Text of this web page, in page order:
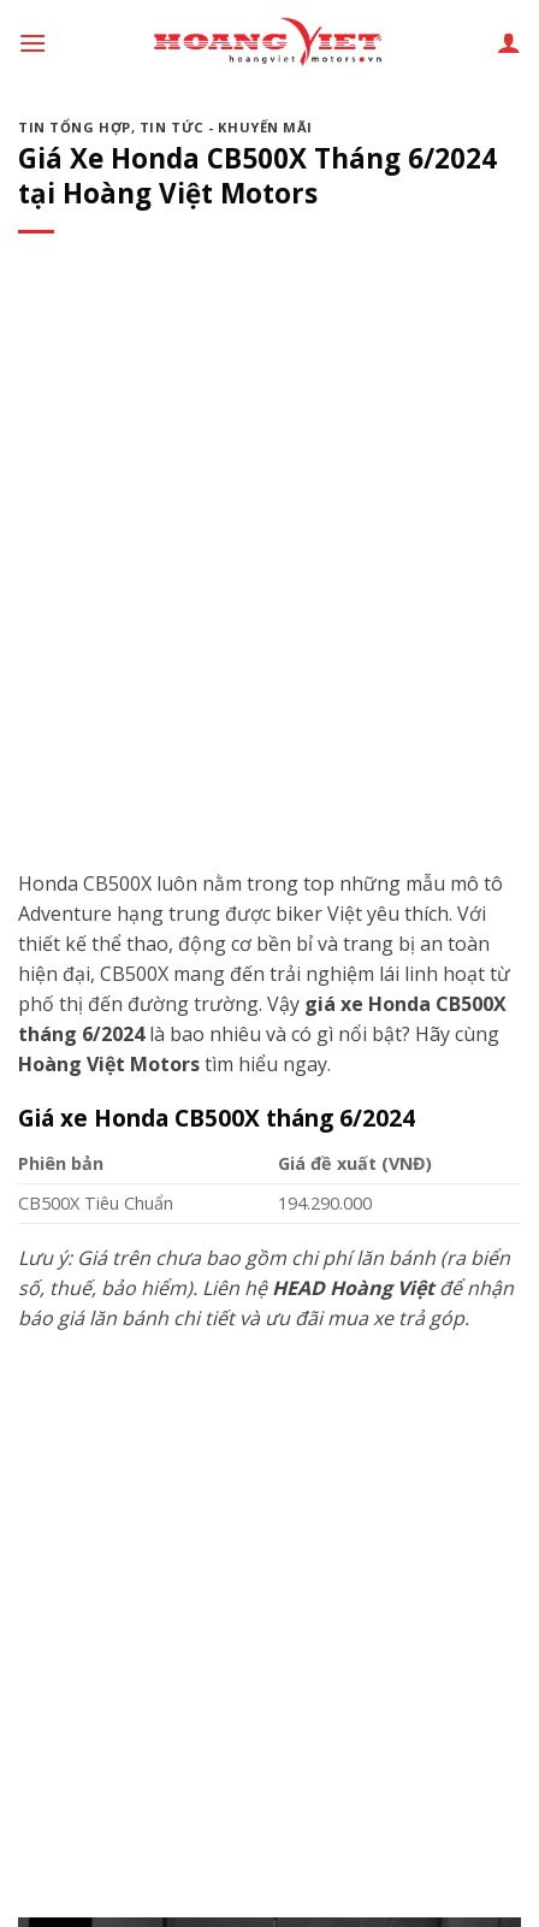
đến
dungTIN TỔNG HỢP, TIN TỨC - KHUYẾN MÃI
Giá Xe Honda CB500X Tháng 6/2024
tại Hoàng Việt Motors
Honda CB500X luôn nằm trong top những mẫu mô tô
Adventure hạng trung được biker Việt yêu thích. Với
thiết kế thể thao, động cơ bền bỉ và trang bị an toàn
hiện đại, CB500X mang đến trải nghiệm lái linh hoạt từ
phố thị đến đường trường. Vậy giá xe Honda CB500X
tháng 6/2024là bao nhiêu và có gì nổi bật? Hãy cùng
Hoàng Việt Motorstìm hiểu ngay.
Giá xe Honda CB500X tháng 6/2024
Phiên bản
Giá đề xuất (VNĐ)
CB500X Tiêu Chuẩn
194.290.000
Lưu ý: Giá trên chưa bao gồm chi phí lăn bánh (ra biển
số, thuế, bảo hiểm). Liên hệHEAD Hoàng Việtđể nhận
báo giá lăn bánh chi tiết và ưu đãi mua xe trả góp.